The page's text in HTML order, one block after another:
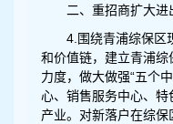
二、重招商扩大进
4.围绕青浦综保区
和价值链，建立青浦
力度，做大做强“五个
心、销售服务中心、特
产业。对新落户在综